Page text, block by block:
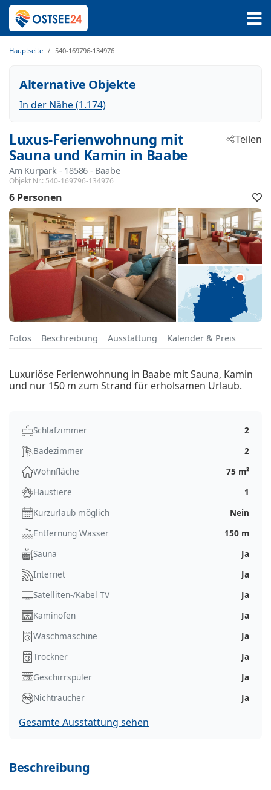
Hauptseite 540-169796-134976
Alternative Objekte
In der Nähe (1.174)
Luxus-Ferienwohnung mit
Sauna und Kamin in Baabe
Am Kurpark - 18586 - Baabe
Objekt Nr.: 540-169796-134976
Teilen
6 Personen
Fotos Beschreibung Ausstattung Kalender & Preis
Luxuriöse Ferienwohnung in Baabe mit Sauna, Kamin
und nur 150 m zum Strand für erholsamen Urlaub.
Schlafzimmer
2
Badezimmer
2
Wohnfläche
75 m²
Haustiere
1
Kurzurlaub möglich
Nein
Entfernung Wasser
150 m
Sauna
Ja
Internet
Ja
Satelliten-/Kabel TV
Ja
Kaminofen
Ja
Waschmaschine
Ja
Trockner
Ja
Geschirrspüler
Ja
Nichtraucher
Ja
Gesamte Ausstattung sehen
Beschreibung